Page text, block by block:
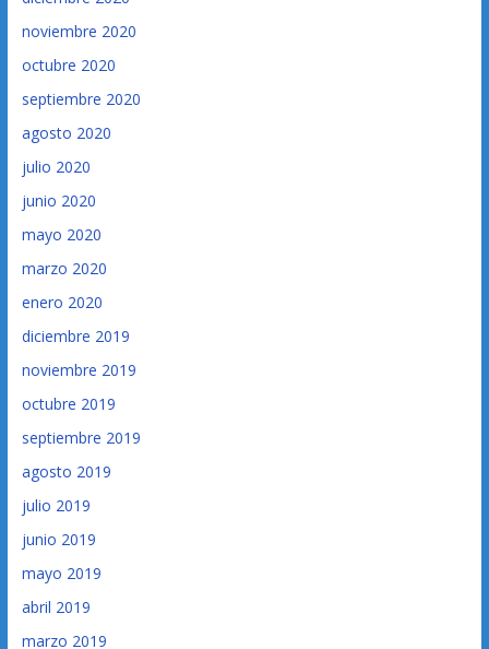
noviembre 2020
octubre 2020
septiembre 2020
agosto 2020
julio 2020
junio 2020
mayo 2020
marzo 2020
enero 2020
diciembre 2019
noviembre 2019
octubre 2019
septiembre 2019
agosto 2019
julio 2019
junio 2019
mayo 2019
abril 2019
marzo 2019